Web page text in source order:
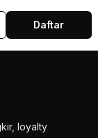
loyalty
Daftar